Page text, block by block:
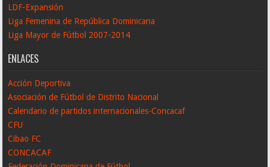
LDF-Expansión
Liga Femenina de República Dominicana
Liga Mayor de Fútbol 2007-2014
ENLACES
Acción Deportiva
Asociación de Fútbol de Distrito Nacional
Calendario de partidos internacionales-Concacaf
CFU
Cibao FC
CONCACAF